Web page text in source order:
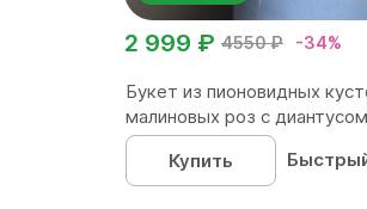
4550 ₽ -34%
2 999 ₽
Букет из пионовидных
малиновых роз с
Купить